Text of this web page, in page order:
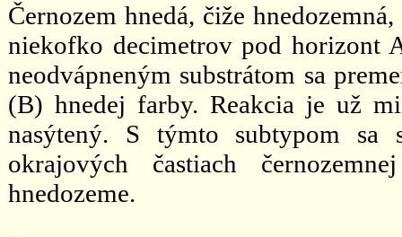
Černozem hnedá, čiže
niekofko decimetrov pod horizont
neodvápneným substrátom sa
(B) hnedej farby. Reakcia je už
nasýtený. S týmto subtypom
okrajových častiach
hnedozeme.